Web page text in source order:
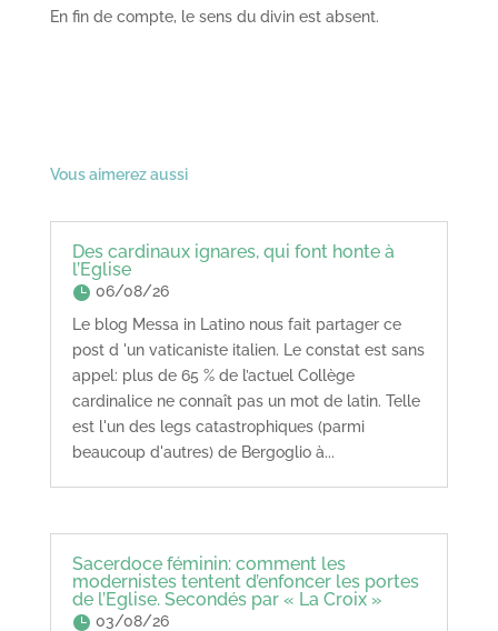
En fin de compte, le sens du divin est absent.
Vous aimerez aussi
Des cardinaux ignares, qui font honte à
l’Eglise
06/08/26
Le blog Messa in Latino nous fait partager ce
post d 'un vaticaniste italien. Le constat est sans
appel: plus de 65 % de l’actuel Collège
cardinalice ne connaît pas un mot de latin. Telle
est l'un des legs catastrophiques (parmi
beaucoup d'autres) de Bergoglio à...
Sacerdoce féminin: comment les
modernistes tentent d’enfoncer les portes
de l’Eglise. Secondés par « La Croix »
03/08/26